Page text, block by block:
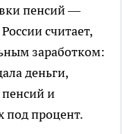
пенсий —
считает,
заработком:
деньги,
и
под процент.